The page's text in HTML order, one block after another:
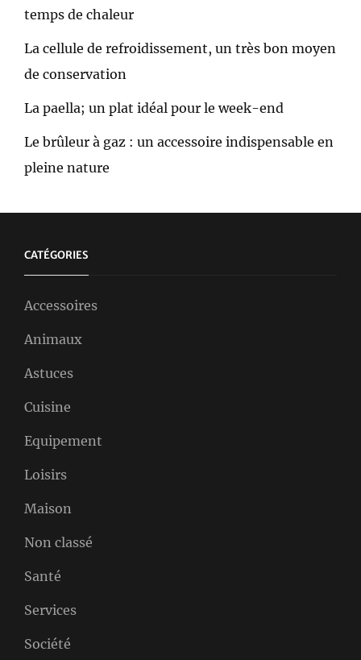
temps de chaleur
La cellule de refroidissement, un très bon moyen
de conservation
La paella; un plat idéal pour le week-end
Le brûleur à gaz : un accessoire indispensable en
pleine nature
CATÉGORIES
Accessoires
Animaux
Astuces
Cuisine
Equipement
Loisirs
Maison
Non classé
Santé
Services
Société